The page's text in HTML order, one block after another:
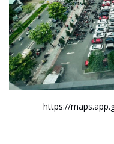
https://